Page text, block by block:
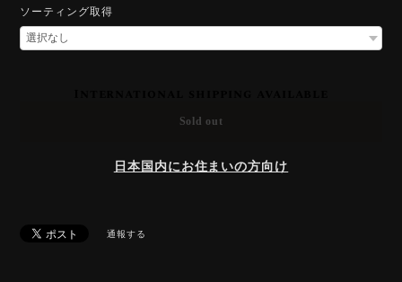
ソーティング取得
Sold out
日本国内にお住まいの方向け
通報する